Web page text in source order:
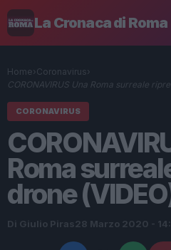
La Cronaca di Roma
Home› Coronavirus›
CORONAVIRUS Una Roma surreale
CORONAVIRUS
Roma
drone
Di Giulio Piras28 Marzo 2020 -